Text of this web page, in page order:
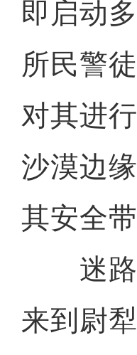
即启动
所民警
对其进
沙漠边
其安全
迷路
来到尉